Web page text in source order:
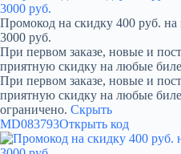
Промокод на скидку 400 руб.
3000 руб.
При первом заказе, новые и
приятную скидку на любые
При первом заказе, новые и
приятную скидку на любые
ограничено. Скрыть
MD083793Открыть код